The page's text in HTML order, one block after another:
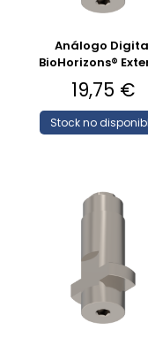
Análogo
BioHorizons®
19,75 €
Stock no